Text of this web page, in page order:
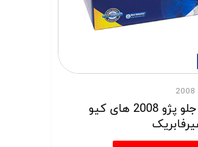
لنت ترمز جلو پژو 2008 های کیو